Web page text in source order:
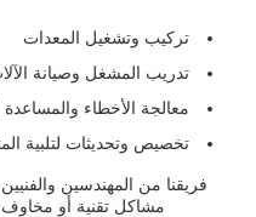
تركيب وتشغيل المعدات
تدريب المشغل وصيانة
معالجة الأخطاء والمساعدة
تخصيص وتحديثات لتلبية
فريقنا من المهندسين
مشاكل تقنية أو مخاوف